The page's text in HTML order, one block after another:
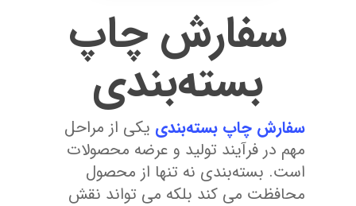
سفارش چاپ
بسته‌بندی
سفارش چاپ بسته‌بندی یکی از مراحل
مهم در فرآیند تولید و عرضه محصولات
است. بسته‌بندی نه تنها از محصول
محافظت می‌ کند بلکه می ‌تواند نقش